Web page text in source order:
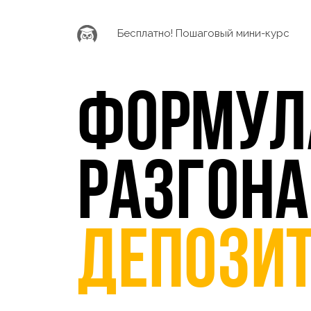
Бесплатно! Пошаговый мини-курс
разгона